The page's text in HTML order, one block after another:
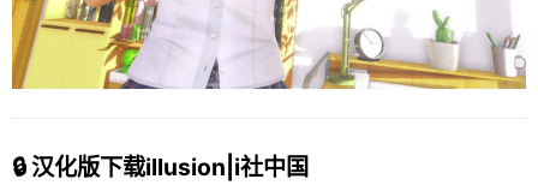
🔒 汉化版下载illusion|i社中国